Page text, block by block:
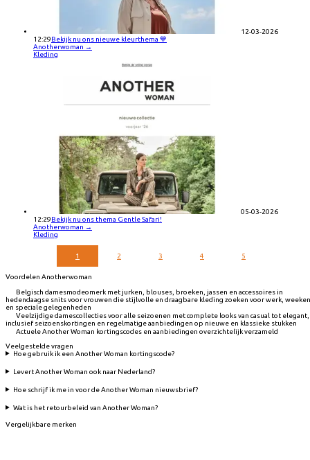
12-03-2026
12:29Bekijk nu ons nieuwe kleurthema 💙
Anotherwoman →
Kleding
05-03-2026
12:29Bekijk nu ons thema Gentle Safari!
Anotherwoman →
Kleding
1 2 3 4 5
Voordelen Anotherwoman
Belgisch damesmodeomerk met jurken, blouses, broeken, jassen en accessoires in
hedendaagse snits voor vrouwen die stijlvolle en draagbare kleding zoeken voor werk,
en speciale gelegenheden
Veelzijdige damescollecties voor alle seizoenen met complete looks van casual tot elegant,
inclusief seizoenskortingen en regelmatige aanbiedingen op nieuwe en klassieke stukken
Actuele Another Woman kortingscodes en aanbiedingen overzichtelijk verzameld
Veelgestelde vragen
Hoe gebruik ik een Another Woman kortingscode?
Levert Another Woman ook naar Nederland?
Hoe schrijf ik me in voor de Another Woman nieuwsbrief?
Wat is het retourbeleid van Another Woman?
Vergelijkbare merken